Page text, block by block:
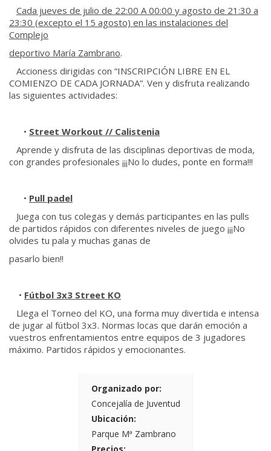
Cada jueves de julio de 22:00 A 00:00 y agosto de 21:30 a
23:30 (excepto el 15 agosto) en las instalaciones del
Complejo
deportivo María Zambrano.
Accioness dirigidas con “INSCRIPCIÓN LIBRE EN EL
COMIENZO DE CADA JORNADA”. Ven y disfruta realizando
las siguientes actividades:
• Street Workout // Calistenia
Aprende y disfruta de las disciplinas deportivas de moda,
con grandes profesionales ¡¡¡No lo dudes, ponte en forma!!!
• Pull padel
Juega con tus colegas y demás participantes en las pulls
de partidos rápidos con diferentes niveles de juego ¡¡¡No
olvides tu pala y muchas ganas de
pasarlo bien!!
• Fútbol 3x3 Street KO
Llega el Torneo del KO, una forma muy divertida e intensa
de jugar al fútbol 3x3. Normas locas que darán emoción a
vuestros enfrentamientos entre equipos de 3 jugadores
máximo. Partidos rápidos y emocionantes.
Organizado por:
Concejalía de Juventud
Ubicación:
Parque Mª Zambrano